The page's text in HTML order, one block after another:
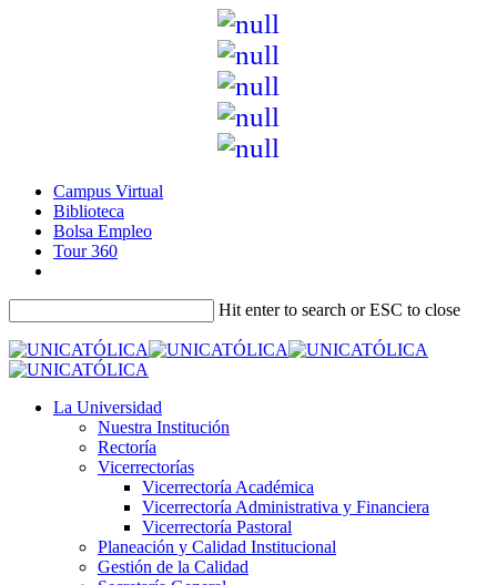
Campus Virtual
Biblioteca
Bolsa Empleo
Tour 360
Hit enter to search or ESC to close
La Universidad
Nuestra Institución
Rectoría
Vicerrectorías
Vicerrectoría Académica
Vicerrectoría Administrativa y Financiera
Vicerrectoría Pastoral
Planeación y Calidad Institucional
Gestión de la Calidad